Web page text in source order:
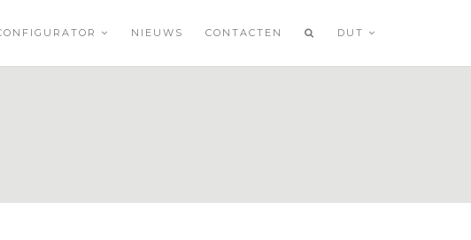
NIEUWS CONTACTEN DUT